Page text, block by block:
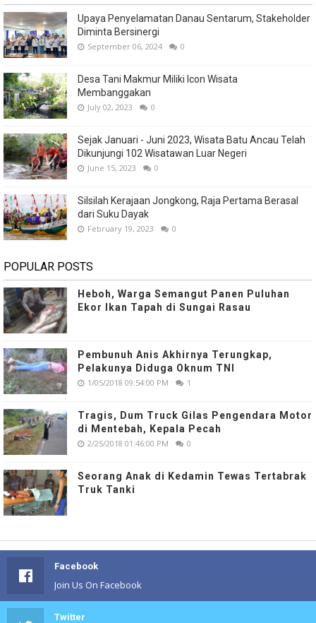
Upaya Penyelamatan Danau Sentarum, Stakeholder
Diminta Bersinergi
September 06, 2024 0
Desa Tani Makmur Miliki Icon Wisata
Membanggakan
July 02, 2023 0
Sejak Januari - Juni 2023, Wisata Batu Ancau Telah
Dikunjungi 102 Wisatawan Luar Negeri
June 15, 2023 0
Silsilah Kerajaan Jongkong, Raja Pertama Berasal
dari Suku Dayak
February 19, 2023 0
POPULAR POSTS
Heboh, Warga Semangut Panen Puluhan
Ekor Ikan Tapah di Sungai Rasau
Pembunuh Anis Akhirnya Terungkap,
Pelakunya Diduga Oknum TNI
1/05/2018 09:54:00 PM 1
Tragis, Dum Truck Gilas Pengendara Motor
di Mentebah, Kepala Pecah
2/25/2018 01:46:00 PM 0
Seorang Anak di Kedamin Tewas Tertabrak
Truk Tanki
Facebook
Join Us On Facebook
Twitter